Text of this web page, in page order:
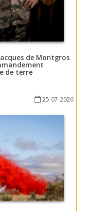
de Montgros
de terre
25-07-2026